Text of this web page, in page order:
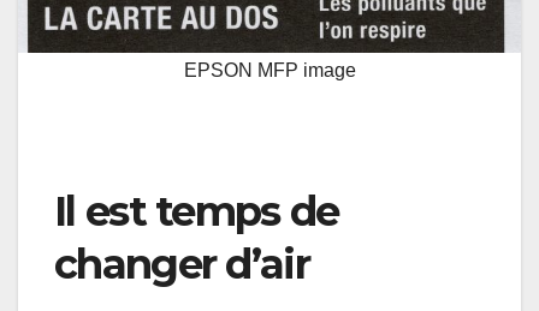
EPSON MFP image
Il est temps de
changer d’air